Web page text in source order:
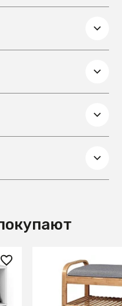
9 990 ₽
Полка для обуви